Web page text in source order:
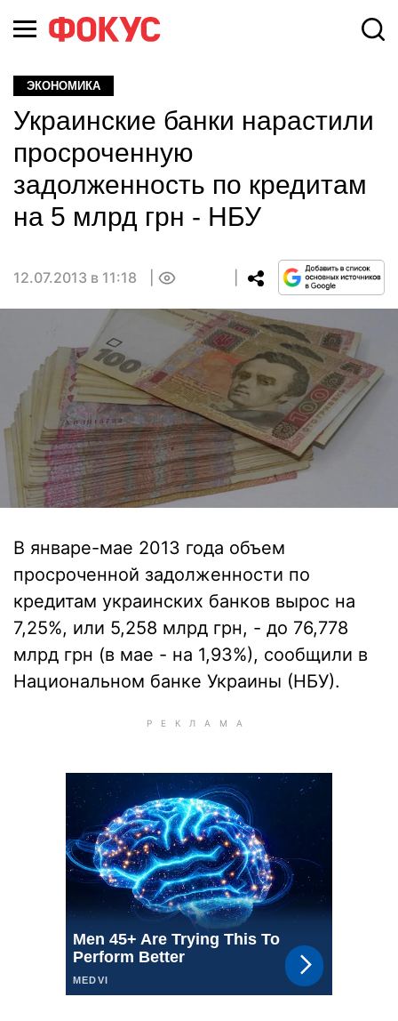
ЭКОНОМИКА
Украинские банки нарастили
просроченную
задолженность по кредитам
на 5 млрд грн - НБУ
12.07.2013 в 11:18
В январе-мае 2013 года объем
просроченной задолженности по
кредитам украинских банков вырос на
7,25%, или 5,258 млрд грн, - до 76,778
млрд грн (в мае - на 1,93%), сообщили в
Национальном банке Украины (НБУ).